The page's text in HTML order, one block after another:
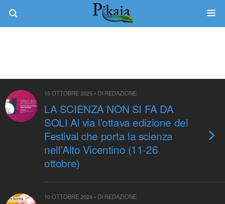
15 OTTOBRE 2025 • DI REDAZIONE
LA SCIENZA NON SI FA DA
SOLI Al via l’ottava edizione del
Festival che porta la scienza
nell’Alto Vicentino (11-26
ottobre)
10 OTTOBRE 2024 • DI REDAZIONE